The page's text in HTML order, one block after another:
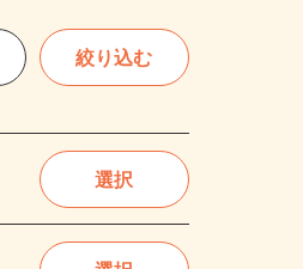
絞り込む
選択